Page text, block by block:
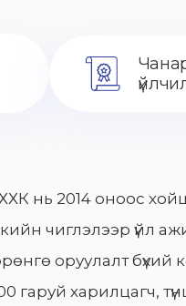
нь 2014 оноос
чиглэлээр үйл
оруулалт
гаруй харилцагч,